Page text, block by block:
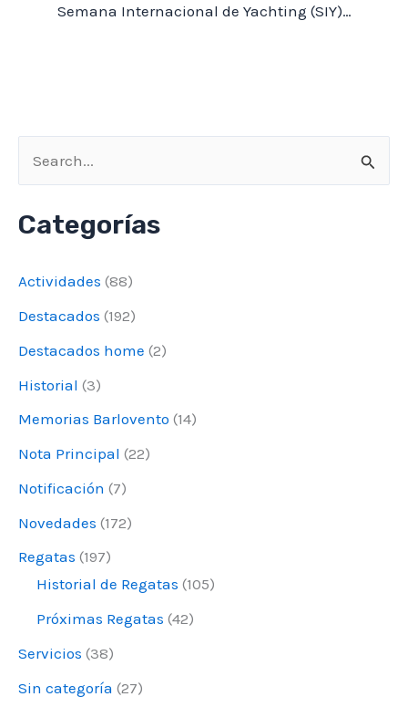
Semana Internacional de Yachting (SIY)…
s
a
r
p
o
r
:
Categorías
Actividades (88)
Destacados (192)
Destacados home (2)
Historial (3)
Memorias Barlovento (14)
Nota Principal (22)
Notificación (7)
Novedades (172)
Regatas (197)
Historial de Regatas (105)
Próximas Regatas (42)
Servicios (38)
Sin categoría (27)